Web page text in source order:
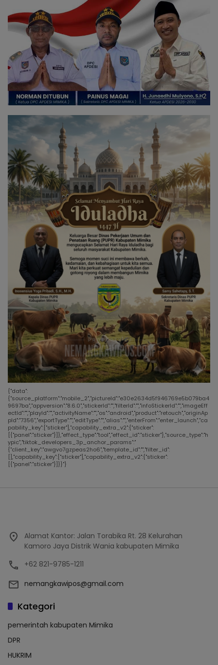
{"data":
{"source_platform":"mobile_2","pictureId":"e30e2634d5f946769e5b079ba4
9697ba","appversion":"8.6.0","stickerId":"","filterId":"","infoStickerId":"","imageEff
ectId":"","playId":"","activityName":"","os":"android","product":"retouch","originAp
pId":"7356","exportType":"","editType":"","alias":"","enterFrom":"enter_launch","ca
pability_key":["sticker"],"capability_extra_v2":{"sticker":
[{"panel":"sticker"}]},"effect_type":"tool","effect_id":"sticker"},"source_type":"h
ypic","tiktok_developers_3p_anchor_params":"
{"client_key":"awgvo7gzpeas2ho6","template_id":"","filter_id":
[],"capability_key":["sticker"],"capability_extra_v2":{"sticker":
[{"panel":"sticker"}]}}"}
Alamat Kantor: Jalan Torabika Rt. 28 Kelurahan
Kamoro Jaya Distrik Wania kabupaten Mimika
+62 821-9785-1211
nemangkawipos@gmail.com
Kategori
pemerintah kabupaten Mimika
DPR
HUKRIM